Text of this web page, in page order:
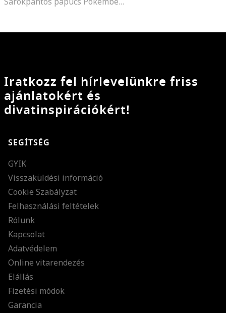
Iratkozz fel hírlevelünkre friss
ajánlatokért és
divatinspirációkért!
SEGÍTSÉG
GYIK
Visszaküldési információ
Cookie Szabályzat
Felhasználási feltételek
Rólunk
Kapcsolat
Adatvédelem
Online vitarendezés
Elállás
Fizetési módok
Garancia